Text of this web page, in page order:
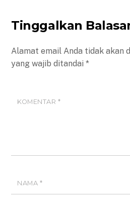
Tinggalkan
Alamat email Anda tidak akan
yang wajib ditandai*
KOMENTAR*
NAMA *